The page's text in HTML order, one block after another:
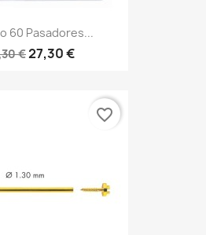
60 Pasadores...
€27,30 €
favorite_border